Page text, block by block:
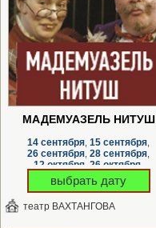
МАДЕМУАЗЕЛЬ НИТУШ
14 сентября 15 сентября
26 сентября 28 сентября
12 октября 26 октября
выбрать дату
театр ВАХТАНГОВА